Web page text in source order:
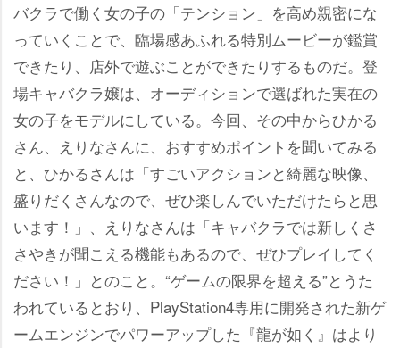
バクラで働く女の子の「テンション」を高め親密にな
っていくことで、臨場感あふれる特別ムービーが鑑賞
できたり、店外で遊ぶことができたりするものだ。登
場キャバクラ嬢は、オーディションで選ばれた実在の
女の子をモデルにしている。今回、その中からひかる
さん、えりなさんに、おすすめポイントを聞いてみる
と、ひかるさんは「すごいアクションと綺麗な映像、
盛りだくさんなので、ぜひ楽しんでいただけたらと思
います！」、えりなさんは「キャバクラでは新しくさ
さやきが聞こえる機能もあるので、ぜひプレイしてく
ださい！」とのこと。“ゲームの限界を超える”とうた
われているとおり、PlayStation4専用に開発された新ゲ
ームエンジンでパワーアップした『龍が如く』はより